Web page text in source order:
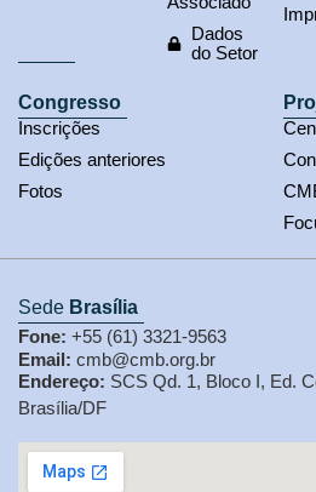
Dados
do Setor
Congresso
Inscrições
Edições anteriores
Fotos
Sede Brasília
Fone: +55 (61) 3321-9563
Email: cmb@cmb.org.br
Endereço: SCS Qd. 1, Bloco I, Ed.
Brasília/DF